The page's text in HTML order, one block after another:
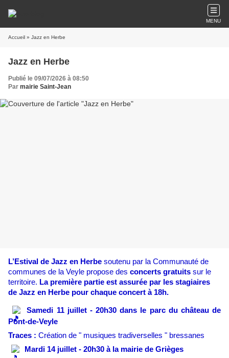
MENU
Accueil » Jazz en Herbe
Jazz en Herbe
Publié le 09/07/2026 à 08:50
Par mairie Saint-Jean
L’Estival de Jazz en Herbe soutenu par la Communauté de
communes de la Veyle propose des concerts gratuits sur le
territoire. La première partie est assurée par les stagiaires
de Jazz en Herbe pour chaque concert à 18h.
Samedi 11 juillet - 20h30 dans le parc du château de
Pont-de-Veyle
Traces : Création de " musiques tradiverselles " bressanes
Mardi 14 juillet - 20h30 à la mairie de Grièges